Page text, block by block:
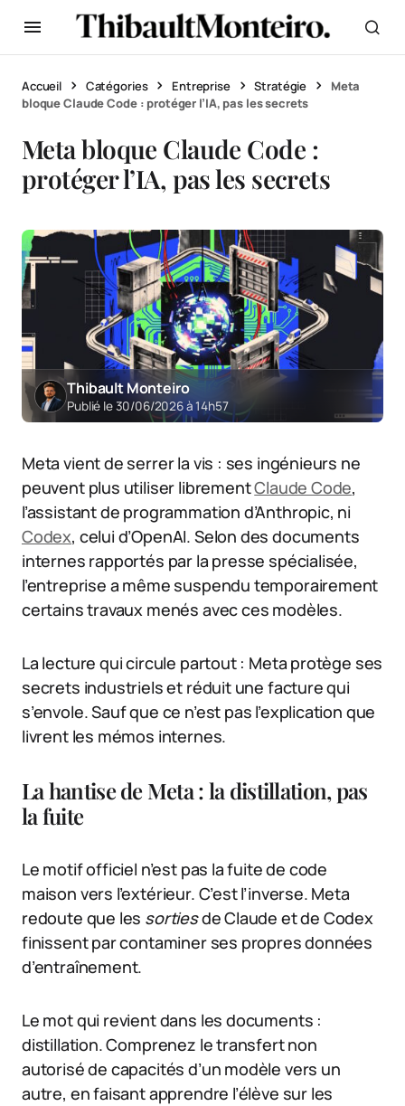
Accueil Catégories Entreprise Stratégie
Meta
bloque Claude Code : protéger l’IA, pas les secrets
Meta bloque Claude Code :
protéger l’IA, pas les secrets
Thibault Monteiro
Publié le 30/06/2026 à 14h57
Meta vient de serrer la vis : ses ingénieurs ne
peuvent plus utiliser librementClaude Code,
l’assistant de programmation d’Anthropic, ni
Codex, celui d’OpenAI. Selon des documents
internes rapportés par la presse spécialisée,
l’entreprise a même suspendu temporairement
certains travaux menés avec ces modèles.
La lecture qui circule partout : Meta protège ses
secrets industriels et réduit une facture qui
s’envole. Sauf que ce n’est pas l’explication que
livrent les mémos internes.
La hantise de Meta : la distillation, pas
la fuite
Le motif officiel n’est pas la fuite de code
maison vers l’extérieur. C’est l’inverse. Meta
redoute que les sortiesde Claude et de Codex
finissent par contaminer ses propres données
d’entraînement.
Le mot qui revient dans les documents :
distillation. Comprenez le transfert non
autorisé de capacités d’un modèle vers un
autre, en faisant apprendre l’élève sur les